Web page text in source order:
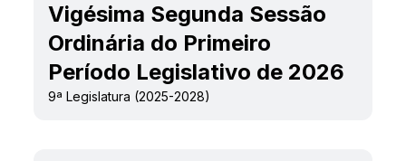
Vigésima Segunda Sessão
Ordinária do Primeiro
Período Legislativo de 2026
9ª Legislatura (2025-2028)